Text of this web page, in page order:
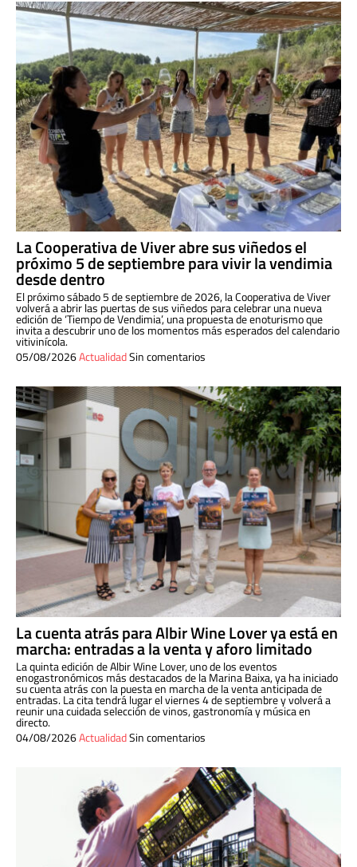
La Cooperativa de Viver abre sus viñedos el
próximo 5 de septiembre para vivir la vendimia
desde dentro
El próximo sábado 5 de septiembre de 2026, la Cooperativa de Viver
volverá a abrir las puertas de sus viñedos para celebrar una nueva
edición de ‘Tiempo de Vendimia’, una propuesta de enoturismo que
invita a descubrir uno de los momentos más esperados del calendario
vitivinícola.
05/08/2026ActualidadSin comentarios
La cuenta atrás para Albir Wine Lover ya está en
marcha: entradas a la venta y aforo limitado
La quinta edición de Albir Wine Lover, uno de los eventos
enogastronómicos más destacados de la Marina Baixa, ya ha iniciado
su cuenta atrás con la puesta en marcha de la venta anticipada de
entradas. La cita tendrá lugar el viernes 4 de septiembre y volverá a
reunir una cuidada selección de vinos, gastronomía y música en
directo.
04/08/2026ActualidadSin comentarios